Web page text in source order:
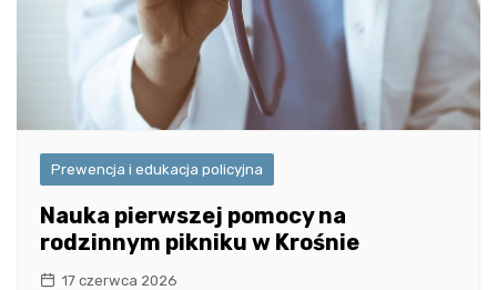
Prewencja i edukacja policyjna
Nauka pierwszej pomocy na
rodzinnym pikniku w Krośnie
17 czerwca 2026